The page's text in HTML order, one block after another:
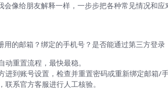
像给朋友解释一样，一步步把各种常见情况和应
用的邮箱？绑定的手机号？是否能通过第三方登
动重置流程，最快最稳。
进到账号设置，检查并重置密码或重新绑定邮箱/手
联系官方客服进行人工核验。